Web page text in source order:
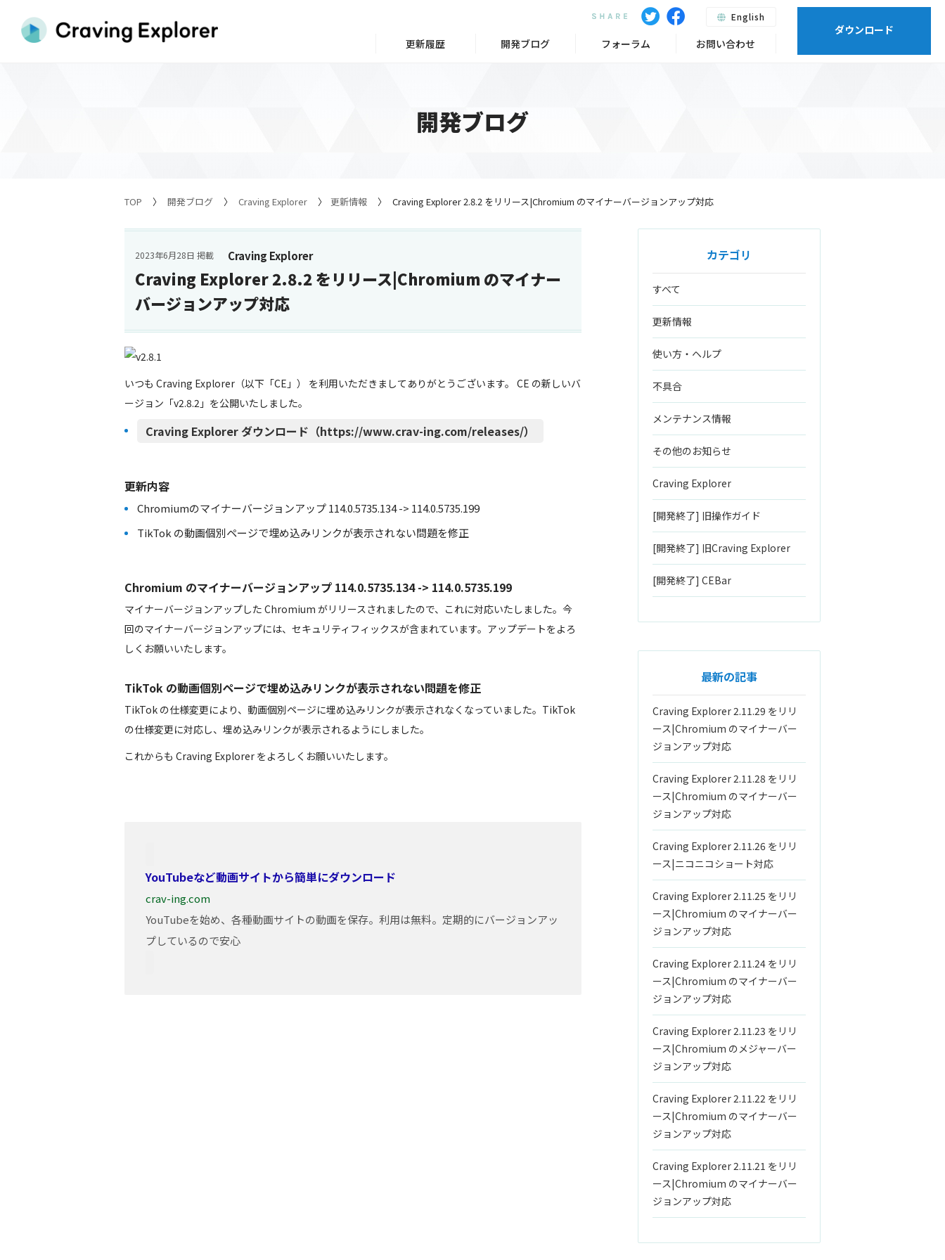
開発ブログ
TOP 開発ブログ Craving Explorer 更新情報 Craving Explorer 2.8.2 をリリース|Chromium のマイナーバージョンアップ対応
Craving Explorer
2023年6月28日 掲載
Craving Explorer 2.8.2 をリリース|Chromium のマイナー
バージョンアップ対応
いつも Craving Explorer（以下「CE」） を利用いただきましてありがとうございます。 CE の新しいバ
ージョン「v2.8.2」を公開いたしました。
Craving Explorer ダウンロード（https://www.crav-ing.com/releases/）
更新内容
Chromiumのマイナーバージョンアップ 114.0.5735.134 -> 114.0.5735.199
TikTok の動画個別ページで埋め込みリンクが表示されない問題を修正
Chromium のマイナーバージョンアップ 114.0.5735.134 -> 114.0.5735.199
マイナーバージョンアップした Chromium がリリースされましたので、これに対応いたしました。今
回のマイナーバージョンアップには、セキュリティフィックスが含まれています。アップデートをよろ
しくお願いいたします。
TikTok の動画個別ページで埋め込みリンクが表示されない問題を修正
TikTok の仕様変更により、動画個別ページに埋め込みリンクが表示されなくなっていました。TikTok
の仕様変更に対応し、埋め込みリンクが表示されるようにしました。
これからも Craving Explorer をよろしくお願いいたします。
YouTubeなど動画サイトから簡単にダウンロード
crav-ing.com
YouTubeを始め、各種動画サイトの動画を保存。利用は無料。定期的にバージョンアッ
プしているので安心
カテゴリ
すべて
更新情報
使い方・ヘルプ
不具合
メンテナンス情報
その他のお知らせ
Craving Explorer
[開発終了] 旧操作ガイド
[開発終了] 旧Craving Explorer
[開発終了] CEBar
最新の記事
Craving Explorer 2.11.29 をリリ
ース|Chromium のマイナーバー
ジョンアップ対応
Craving Explorer 2.11.28 をリリ
ース|Chromium のマイナーバー
ジョンアップ対応
Craving Explorer 2.11.26 をリリ
ース|ニコニコショート対応
Craving Explorer 2.11.25 をリリ
ース|Chromium のマイナーバー
ジョンアップ対応
Craving Explorer 2.11.24 をリリ
ース|Chromium のマイナーバー
ジョンアップ対応
Craving Explorer 2.11.23 をリリ
ース|Chromium のメジャーバー
ジョンアップ対応
Craving Explorer 2.11.22 をリリ
ース|Chromium のマイナーバー
ジョンアップ対応
Craving Explorer 2.11.21 をリリ
ース|Chromium のマイナーバー
ジョンアップ対応
ダウンロード
English
更新履歴 開発ブログ フォーラム お問い合わせ